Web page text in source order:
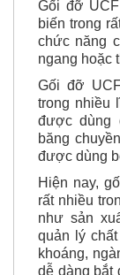
chức năng
nganghoặc
Gối đỡ
trong nhiều
được dùng
băng
được dùng
Hiện nay,
rất nhiều
như sản
quản lý
khoáng,
dễ dàng bắt
bị như